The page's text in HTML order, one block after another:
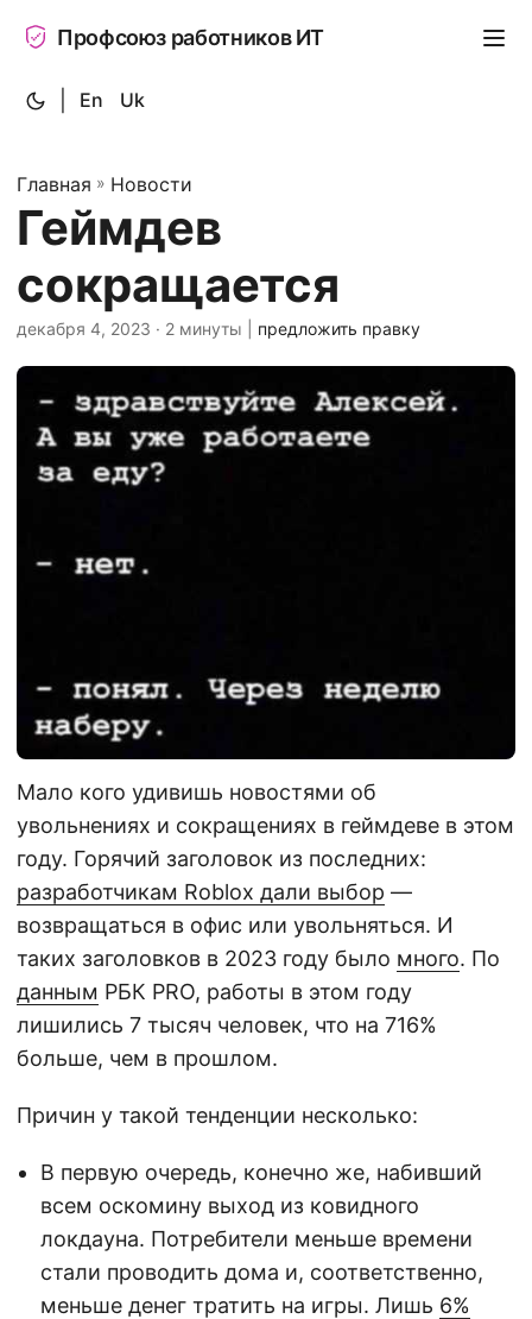
Профсоюз работников ИТ
En Uk
Главная » Новости
Геймдев
сокращается
декабря 4, 2023 · 2 минуты | предложить правку
Мало кого удивишь новостями об
увольнениях и сокращениях в геймдеве в этом
году. Горячий заголовок из последних:
разработчикам Roblox дали выбор —
возвращаться в офис или увольняться. И
таких заголовков в 2023 году было много. По
данным РБК PRO, работы в этом году
лишились 7 тысяч человек, что на 716%
больше, чем в прошлом.
Причин у такой тенденции несколько:
В первую очередь, конечно же, набивший
всем оскомину выход из ковидного
локдауна. Потребители меньше времени
стали проводить дома и, соответственно,
меньше денег тратить на игры. Лишь 6%